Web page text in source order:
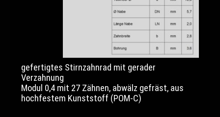
gefertigtes Stirnzahnrad mit gerader
Verzahnung
Modul 0,4 mit 27 Zähnen, abwälz gefräst, aus
hochfestem Kunststoff (POM-C)